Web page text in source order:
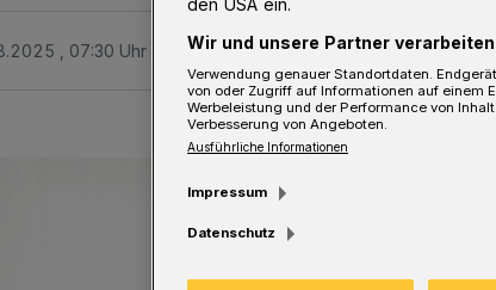
, 07:30 Uhr Eine Minute Lesezeit
den USA ein.
Wir und unsere Partner
Verwendung genauer Standortdaten.
von oder Zugriff auf Informationen auf einem
Werbeleistung und der Performance von
Verbesserung von Angeboten.
Ausführliche Informationen
Impressum
Datenschutz